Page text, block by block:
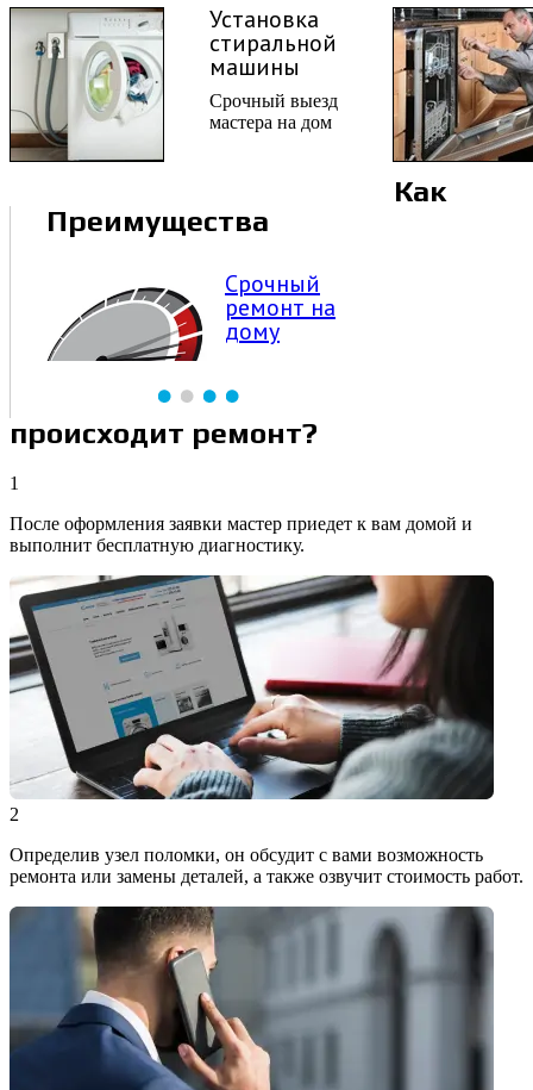
Установка
стиральной
машины
Срочный выезд
мастера на дом
Преимущества
Расширенная
гарантия
на услуги
Как
происходит ремонт?
1
После оформления заявки мастер приедет к вам домой и
выполнит бесплатную диагностику.
2
Определив узел поломки, он обсудит с вами возможность
ремонта или замены деталей, а также озвучит стоимость работ.